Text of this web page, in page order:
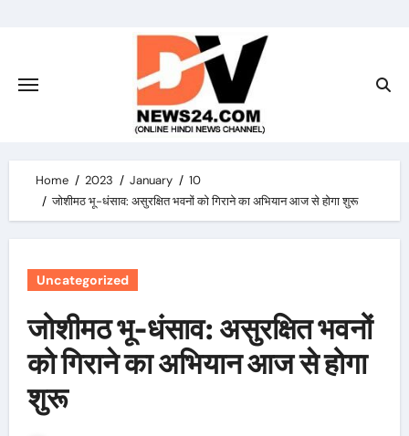
Home 2023 January
10
जोशीमठ भू-धंसाव: असुरक्षित भवनों को गिराने का अभियान आज से होगा शुरू
Uncategorized
जोशीमठ भू-धंसाव: असुरक्षित भवनों
को गिराने का अभियान आज से होगा
शुरू